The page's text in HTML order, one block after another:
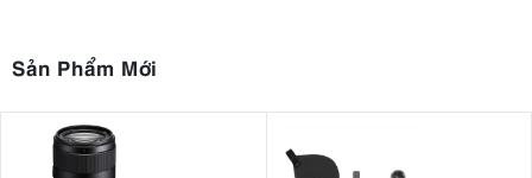
Sản Phẩm Mới